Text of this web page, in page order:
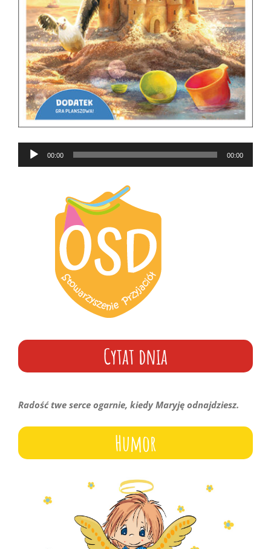
Odtwarzacz
plików
00:00 00:00
Cytat dnia
Radość twe serce ogarnie, kiedy Maryję odnajdziesz.
Humor